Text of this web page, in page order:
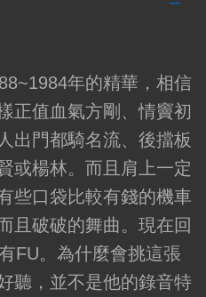
年的精華，相信
正值血氣方剛、情竇初
出門都騎名流、後擋板
或楊林。而且肩上一定
些口袋比較有錢的機車
且破破的舞曲。現在回
FU。為什麼會挑這張
聽，並不是他的錄音特